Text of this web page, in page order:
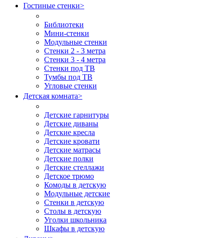
Гостиные стенки>
Библиотеки
Мини-стенки
Модульные стенки
Стенки 2 - 3 метра
Стенки 3 - 4 метра
Стенки под ТВ
Тумбы под ТВ
Угловые стенки
Детская комната>
Детские гарнитуры
Детские диваны
Детские кресла
Детские кровати
Детские матрасы
Детские полки
Детские стеллажи
Детское трюмо
Комоды в детскую
Модульные детские
Стенки в детскую
Столы в детскую
Уголки школьника
Шкафы в детскую